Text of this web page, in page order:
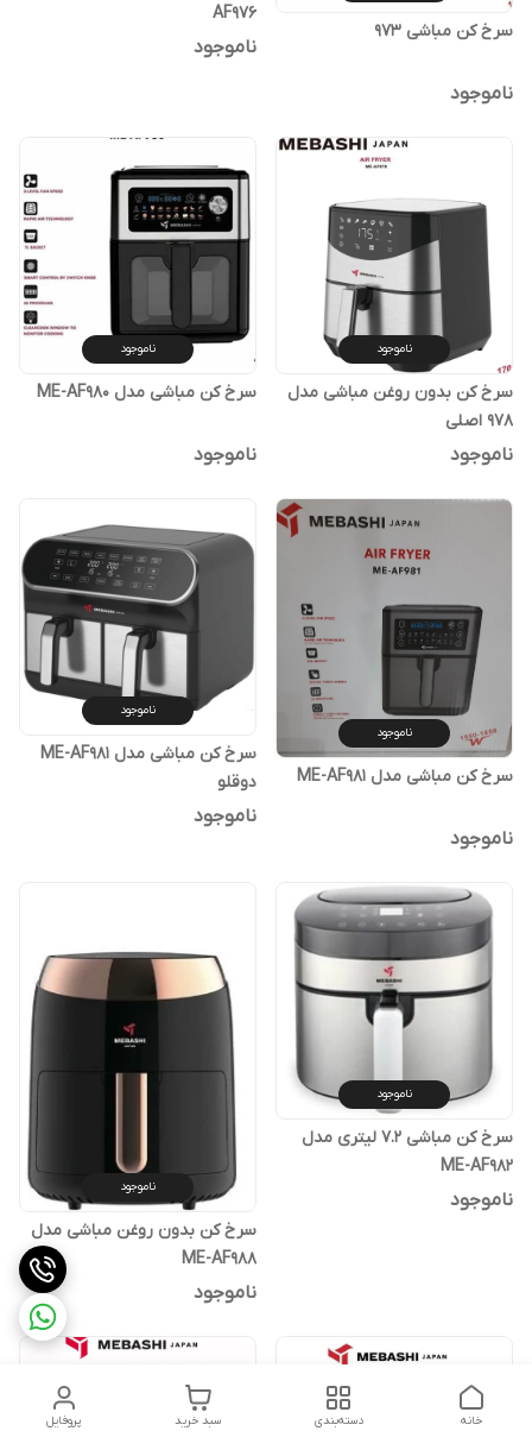
سرخ کن مباشی 973
ناموجود
AF976
ناموجود
ناموجود
سرخ کن بدون روغن مباشی مدل
978 اصلی
ناموجود
ناموجود
سرخ کن مباشی مدل ME-AF980
ناموجود
ناموجود
سرخ کن مباشی مدل ME-AF981
ناموجود
ناموجود
سرخ کن مباشی مدل ME-AF981
دوقلو
ناموجود
ناموجود
سرخ کن مباشی 7.2 لیتری مدل
ME-AF982
ناموجود
ناموجود
سرخ کن بدون روغن مباشی مدل
ME-AF988
ناموجود
پروفایل سبد خرید دسته‌بندی خانه